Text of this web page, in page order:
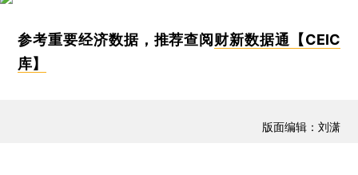
参考重要经济数据，推荐查阅 财新数据通【CEIC
库】
版面编辑：刘潇